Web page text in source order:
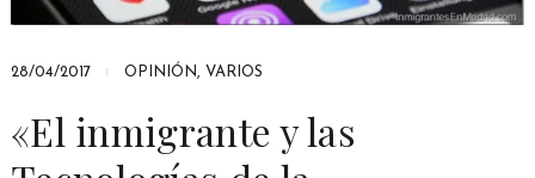
28/04/2017 OPINIÓN, VARIOS
«El inmigrante y las